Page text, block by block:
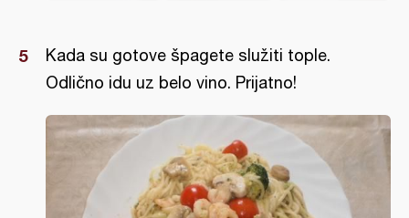
Kada su gotove špagete služiti tople.
Odlično idu uz belo vino. Prijatno!